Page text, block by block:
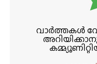
വാർത്തകൾ